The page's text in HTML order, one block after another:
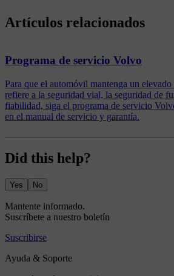
Artículos relacionados
Programa de servicio Volvo
Para que el automóvil mantenga un
refiere a la seguridad vial, la seguridad de
fiabilidad, siga el programa de servicio
en el manual de servicio y garantía.
Did this help?
Yes No